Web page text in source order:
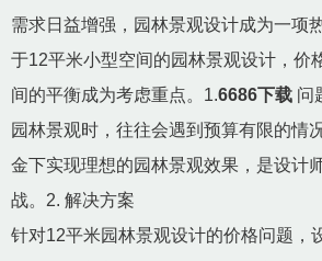
需求日益增强，园林景观设计成为一项
于12平米小型空间的园林景观设计，价
间的平衡成为考虑重点。1.6686下载 问
园林景观时，往往会遇到预算有限的情
金下实现理想的园林景观效果，是设计
战。2. 解决方案
针对12平米园林景观设计的价格问题，